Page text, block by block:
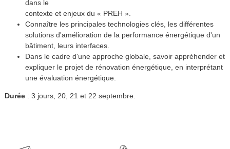
dans le
contexte et enjeux du « PREH ».
Connaître les principales technologies clés, les différentes
solutions d'amélioration de la performance énergétique d'un
bâtiment, leurs interfaces.
Dans le cadre d'une approche globale, savoir appréhender et
expliquer le projet de rénovation énergétique, en interprétant
une évaluation énergétique.
Durée : 3 jours, 20, 21 et 22 septembre.